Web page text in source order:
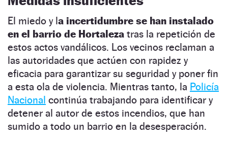
El miedo y l a incertidumbre se han instalado
en el barrio de Hortaleza tras la repetición de
estos actos vandálicos. Los vecinos reclaman a
las autoridades que actúen con rapidez y
eficacia para garantizar su seguridad y poner fin
a esta ola de violencia. Mientras tanto, la Policía
Nacional continúa trabajando para identificar y
detener al autor de estos incendios, que han
sumido a todo un barrio en la desesperación.